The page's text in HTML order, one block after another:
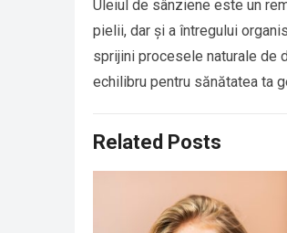
Uleiul de sânziene este un
pielii, dar și a întregului
sprijini procesele naturale de
echilibru pentru sănătatea ta
Related Posts